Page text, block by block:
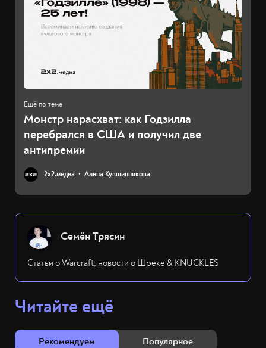
Монстр нарасхват: как Годзилла
перебрался в США и получил две
антипремии
2х2.медиа Алина Кувшинникова
Семён Трясин
Статьи о Warcraft, новости о Шреке & KNUCKLES
Читайте ещё
Рекомендуем Популярное